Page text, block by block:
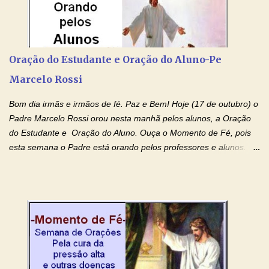
Devoção e Fé Clique para acessar: Facebook Padre Marcelo
Rossi Site Padre Marcelo Rossi (para ouvir o Momento de Fé)
Tocai, Cura! E Restaura! "Jesus, no poder de Seu Nome, peço
agora que as águas do meu batismo fluam para trás através das
gerações, através de todas as raízes da minha árvore
genealógica. Que o Sangue de Jesus, purificador e vivificante,
Oração do Estudante e Oração do Aluno-Pe
Marcelo Rossi
Bom dia irmãs e irmãos de fé. Paz e Bem! Hoje (17 de outubro) o
Padre Marcelo Rossi orou nesta manhã pelos alunos, a Oração
do Estudante e Oração do Aluno. Ouça o Momento de Fé, pois
esta semana o Padre está orando pelos professores e alunos.
intelectualmente e espiritualmente para o dia da prova. Confie no
amor Ágape de Jesus e no amor materno de Nossa Senhora.
Fique com a paz de Jesus e o amor de Maria! Adriana-Devoção e
Fé Oração do Estudante I Senhor, eu sou estudante, e por sinal,
inteligente. Prova isto é o fato de eu estar aqui, conversando com